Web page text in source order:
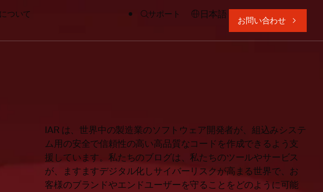
ついて サポート 日本語
お問い合わせ
IAR は、世界中の製造業のソフトウェア開発者が、組込みシステ
ム用の安全で信頼性の高い高品質なコードを作成できるよう支
援しています。私たちのブログは、私たちのツールやサービス
が、ますますデジタル化しサイバーリスクが高まる世界で、お
客様のブランドやエンドユーザーを守ることをどのように可能